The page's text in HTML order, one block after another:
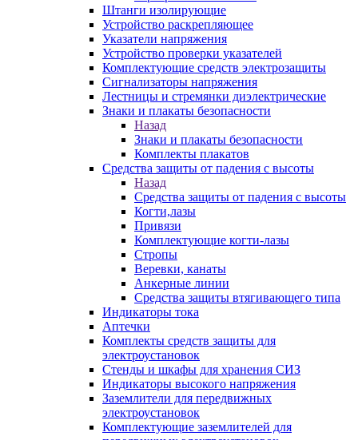
Штанги изолирующие
Устройство раскрепляющее
Указатели напряжения
Устройство проверки указателей
Комплектующие средств электрозащиты
Сигнализаторы напряжения
Лестницы и стремянки диэлектрические
Знаки и плакаты безопасности
Назад
Знаки и плакаты безопасности
Комплекты плакатов
Средства защиты от падения с высоты
Назад
Средства защиты от падения с высоты
Когти,лазы
Привязи
Комплектующие когти-лазы
Стропы
Веревки, канаты
Анкерные линии
Средства защиты втягивающего типа
Индикаторы тока
Аптечки
Комплекты средств защиты для
электроустановок
Стенды и шкафы для хранения СИЗ
Индикаторы высокого напряжения
Заземлители для передвижных
электроустановок
Комплектующие заземлителей для